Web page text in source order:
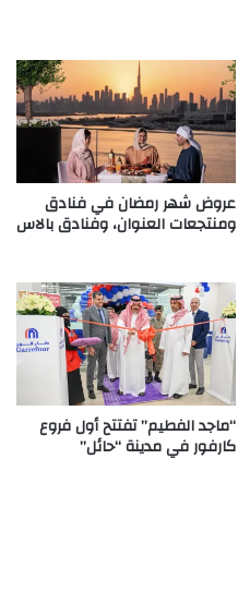
عروض شهر رمضان في فنادق
ومنتجعات العنوان، وفنادق بالاس
“ماجد الفطيم” تفتتح أول فروع
كارفور في مدينة “حائل”